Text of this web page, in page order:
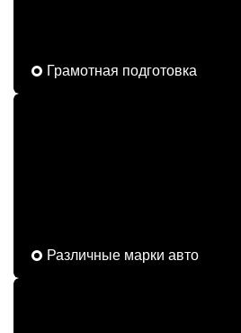
Грамотная подготовка
Различные марки авто